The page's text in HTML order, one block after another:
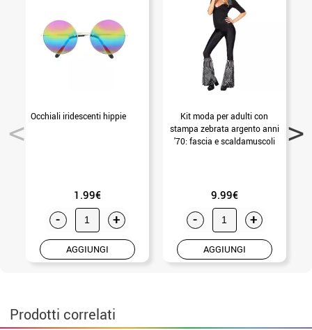
Occhiali iridescenti hippie
1.99€
- +
AGGIUNGI
Kit moda per adulti con
stampa zebrata argento anni
'70: fascia e scaldamuscoli
9.99€
- +
AGGIUNGI
Prodotti correlati